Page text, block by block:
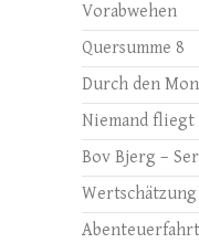
Vorabwehen
Quersumme 8
Durch den
Niemand
Bov Bjerg –
Wertschätzung
Abenteuerfahrt